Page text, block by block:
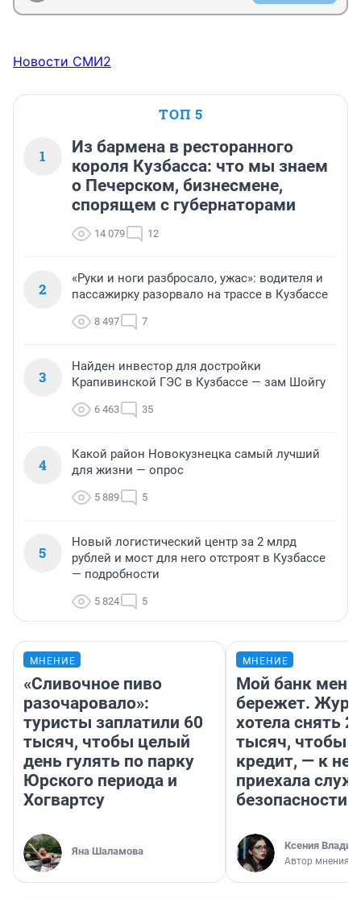
Новости СМИ2
ТОП 5
1
Из бармена в ресторанного
короля Кузбасса: что мы знаем
о Печерском, бизнесмене,
спорящем с губернаторами
14 079 12
2
«Руки и ноги разбросало, ужас»: водителя и
пассажирку разорвало на трассе в Кузбассе
8 497 7
3
Найден инвестор для достройки
Крапивинской ГЭС в Кузбассе — зам Шойгу
6 463 35
4
Какой район Новокузнецка самый лучший
для жизни — опрос
5 889 5
5
Новый логистический центр за 2 млрд
рублей и мост для него отстроят в Кузбассе
— подробности
5 824 5
МНЕНИЕ
«Сливочное пиво
разочаровало»:
туристы заплатили 60
тысяч, чтобы целый
день гулять по парку
Юрского периода и
Хогвартсу
Яна Шаламова
МНЕНИЕ
Мой банк меня
бережет.
хотела снять
тысяч, чтобы
кредит, — к
приехала
безопасности
Ксения
Автор мнения